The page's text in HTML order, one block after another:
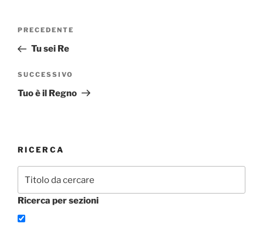
Navigazione
Articolo
precedente:
PRECEDENTE
Tu sei Re
Articolo
successivo
SUCCESSIVO
Tuo è il Regno
RICERCA
Ricerca per sezioni